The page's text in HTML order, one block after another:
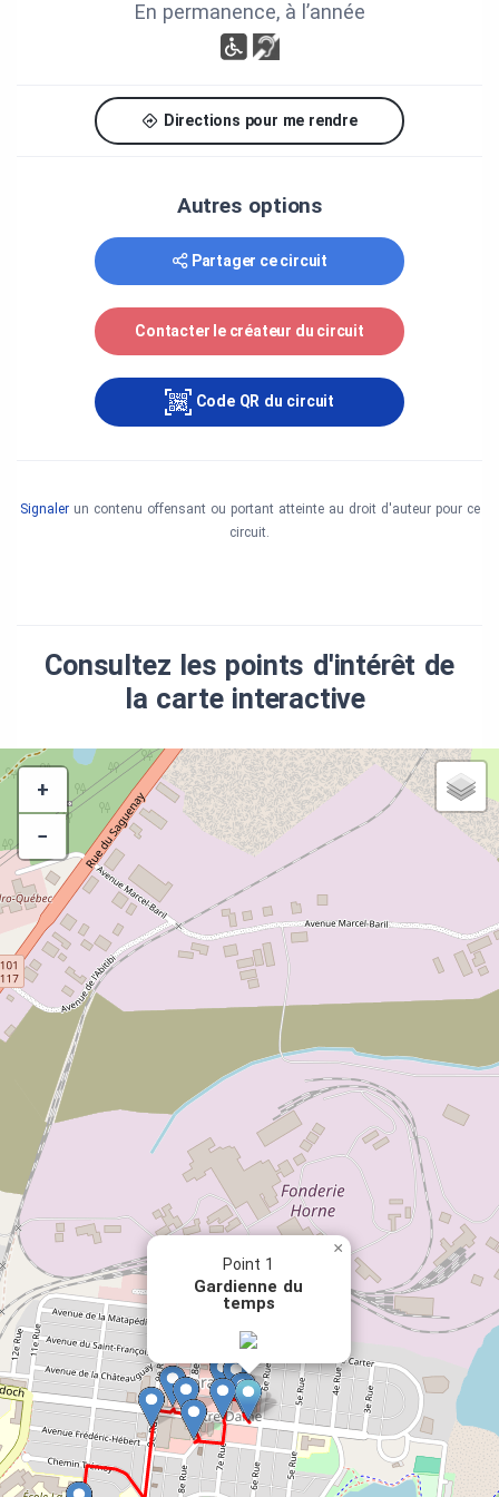
En permanence, à l’année
Directions pour me rendre
Autres options
Partager ce circuit
Contacter le créateur du circuit
Code QR du circuit
Signalerun contenu offensant ou portant atteinte au droit d'auteur pour ce
circuit.
Consultez les points d'intérêt de
la carte interactive
+
−
Point 1
Gardienne du
temps
×